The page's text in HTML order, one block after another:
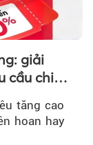
giải
cầu chi
tăng cao
hoan hay